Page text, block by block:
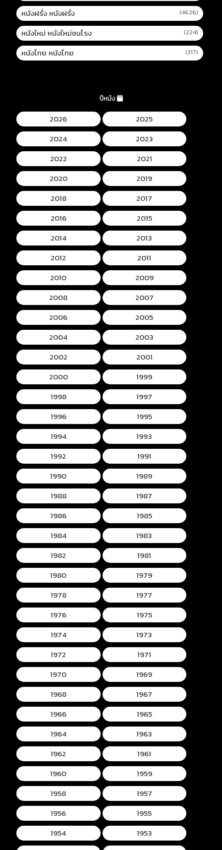
หนังฝรั่ง หนังฝรั่ง (4626)
หนังใหม่ หนังใหม่ชนโรง (224)
หนังไทย หนังไทย (317)
ปีหนัง
2026
2025
2024
2023
2022
2021
2020
2019
2018
2017
2016
2015
2014
2013
2012
2011
2010
2009
2008
2007
2006
2005
2004
2003
2002
2001
2000
1999
1998
1997
1996
1995
1994
1993
1992
1991
1990
1989
1988
1987
1986
1985
1984
1983
1982
1981
1980
1979
1978
1977
1976
1975
1974
1973
1972
1971
1970
1969
1968
1967
1966
1965
1964
1963
1962
1961
1960
1959
1958
1957
1956
1955
1954
1953